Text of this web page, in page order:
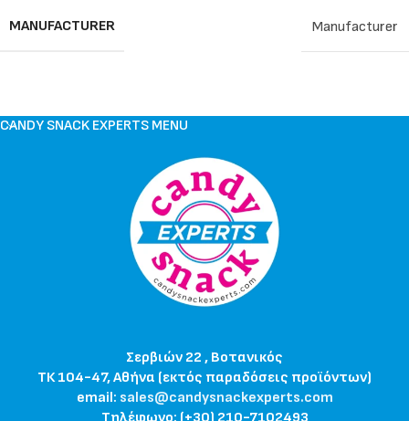
MANUFACTURER Manufacturer
CANDY SNACK EXPERTS MENU
Σερβιών 22 , Βοτανικός
ΤΚ 104-47, Αθήνα (εκτός παραδόσεις προϊόντων)
email: sales@candysnackexperts.com